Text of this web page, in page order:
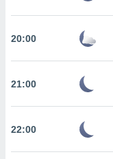
en
a lo que
Para
u
20:00
21:00
22:00